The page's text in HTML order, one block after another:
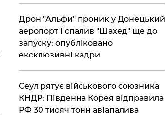
​Дрон "Альфи" проник у Донецький
аеропорт і спалив "Шахед" ще до
запуску: опубліковано
ексклюзивні кадри
​Сеул рятує військового союзника
КНДР: Південна Корея відправила
РФ 30 тисяч тонн авіапалива